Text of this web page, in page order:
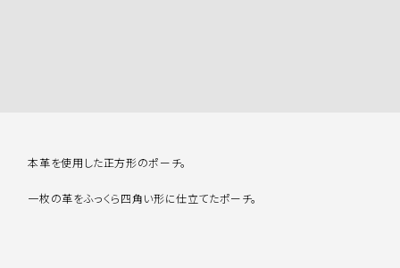
本革を使用した正方形のポーチ。
一枚の革をふっくら四角い形に仕立てたポーチ。